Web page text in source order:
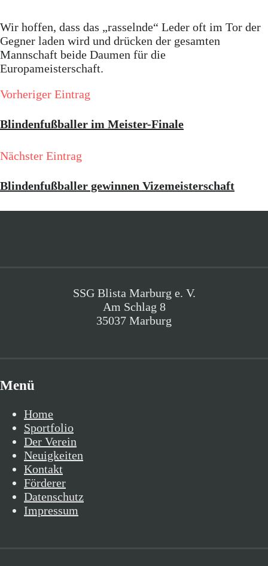
Wir hoffen, dass das „rasselnde“ Leder oft im Tor der
Gegner laden wird und drücken der gesamten
Mannschaft beide Daumen für die
Europameisterschaft.
Vorheriger Eintrag
Blindenfußballer im Meister-Finale
Nächster Eintrag
Blindenfußballer gewinnen Vizemeisterschaft
SSG Blista Marburg e. V.
Am Schlag 8
35037 Marburg
Menü
Home
Sportfolio
Der Verein
Neuigkeiten
Kontakt
Förderer
Datenschutz
Impressum